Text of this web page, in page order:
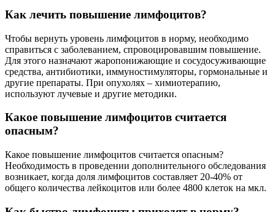
Как лечить повышение лимфоцитов?
Чтобы вернуть уровень лимфоцитов в норму, необходимо
справиться с заболеванием, спровоцировавшим повышение.
Для этого назначают жаропонижающие и сосудосуживающие
средства, антибиотики, иммуностимуляторы, гормональные и
другие препараты. При опухолях – химиотерапию,
используют лучевые и другие методики.
Какое повышение лимфоцитов считается
опасным?
Какое повышение лимфоцитов считается опасным?
Необходимость в проведении дополнительного обследования
возникает, когда доля лимфоцитов составляет 20-40% от
общего количества лейкоцитов или более 4800 клеток на мкл.